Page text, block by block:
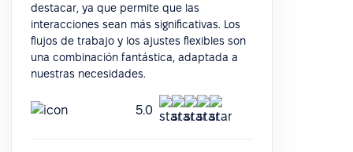
destacar, ya que permite que las
interacciones sean más significativas. Los
flujos de trabajo y los ajustes flexibles son
una combinación fantástica, adaptada a
nuestras necesidades.
5.0